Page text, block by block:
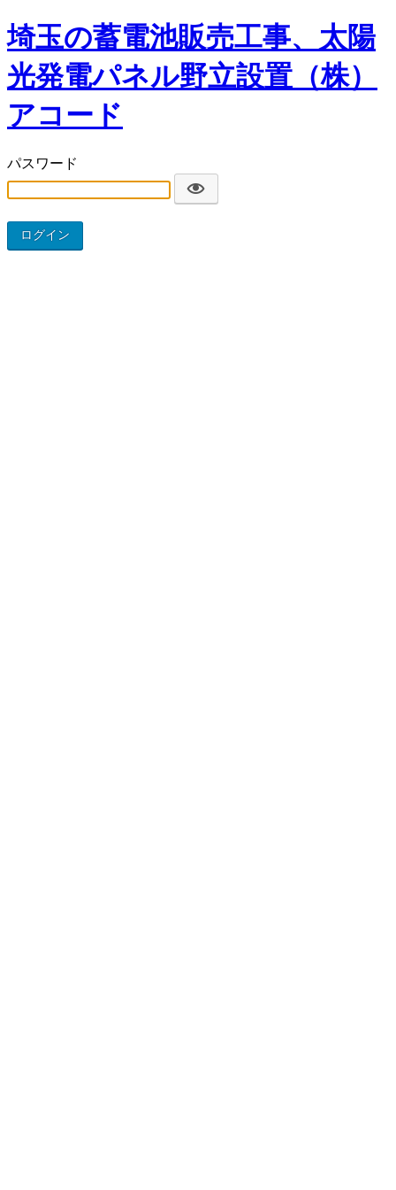
埼玉の蓄電池販売工事、太陽
光発電パネル野立設置（株）
アコード
パスワード